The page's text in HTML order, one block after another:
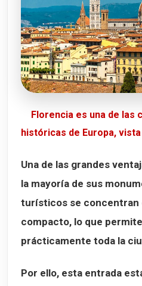
Florencia es una de las
históricas de Europa,
Una de las grandes
la mayoría de sus
turísticos se concentran
compacto, lo que
prácticamente toda la
Por ello, esta entrada